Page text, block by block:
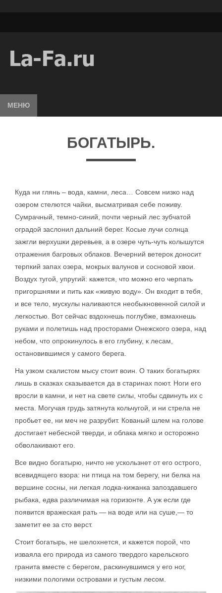
МЕНЮ
БОГАТЫРЬ.
Куда ни глянь – вода, камни, леса… Совсем низко над
озером стелются чайки, высматривая себе поживу.
Сумрачный, темно-синий, почти черный лес зубчатой
оградой заслонил дальний берег. Косые лучи солнца
зажгли верхушки деревьев, а в озере чуть-чуть колышутся
отражения багровых облаков. Вечерний ветерок доносит
терпкий запах озера, мокрых валунов и сосновой хвои.
Воздух тугой, упругий: кажется, что можно его черпать
пригоршнями и пить как «живую воду». Он входит в тебя,
и все тело, мускулы наливаются необыкновенной силой и
легкостью. Вот сейчас вздохнешь поглубже, взмахнешь
руками и полетишь над просторами Онежского озера, над
небом, что опрокинулось в его глубину, к лесам,
остановившимся у самого берега.
На узком скалистом мысу стоит воин. О таких богатырях
лишь в сказках сказывается да в старинах поют. Ноги его
вросли в камни, и нет на свете силы, чтобы сдвинуть их с
места. Могучая грудь затянута кольчугой, и ни стрела не
пробьет ее, ни меч не разрубит. Кованый шлем на голове
достигает небесной тверди, и облака мягко и осторожно
обволакивают его.
Все видно богатырю, ничто не ускользнет от его острого,
всевидящего взора: ни птица на том берегу, ни белка на
вершине сосны, ни легкая лодка-кижанка запоздавшего
рыбака, едва различимая на горизонте. А уж если где
появится вражеская рать — на воде или на суше,— то
заметит ее за сто верст.
Стоит богатырь, не шелохнется, и кажется порой, что
изваяла его природа из самого твердого карельского
гранита вместе с берегом, раскинувшимся у его ног,
низкими пологими островами и густым лесом.